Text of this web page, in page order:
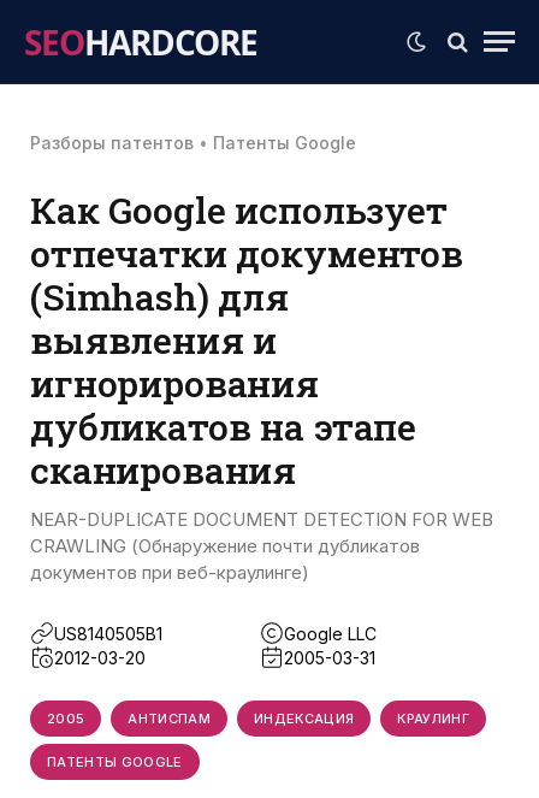
SEOHARDCORE
Разборы патентов • Патенты Google
Как Google использует
отпечатки документов
(Simhash) для
выявления и
игнорирования
дубликатов на этапе
сканирования
NEAR-DUPLICATE DOCUMENT DETECTION FOR WEB
CRAWLING (Обнаружение почти дубликатов
документов при веб-краулинге)
US8140505B1
Google LLC
2012-03-20
2005-03-31
2005 АНТИСПАМ ИНДЕКСАЦИЯ КРАУЛИНГ
ПАТЕНТЫ GOOGLE